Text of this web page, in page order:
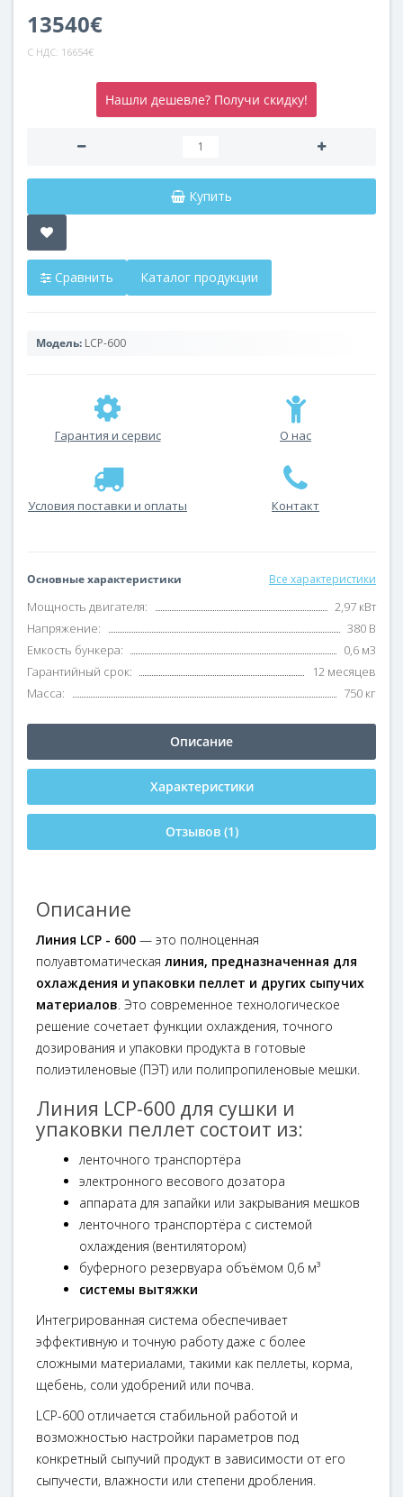
13540€
С НДС: 16654€
Нашли дешевле? Получи скидку!
Купить
Сравнить Каталог продукции
Модель: LCP-600
Гарантия и сервис О нас
Условия поставки и оплаты Контакт
Основные характеристики Все характеристики
Мощность двигателя:
2,97 кВт
Напряжение:
380 В
Емкость бункера:
0,6 м3
Гарантийный срок:
12 месяцев
Масса:
750 кг
Описание
Характеристики
Отзывов (1)
Описание
Линия LCP - 600 — это полноценная
полуавтоматическая линия, предназначенная для
охлаждения и упаковки пеллет и других сыпучих
материалов . Это современное технологическое
решение сочетает функции охлаждения, точного
дозирования и упаковки продукта в готовые
полиэтиленовые (ПЭТ) или полипропиленовые мешки.
Линия LCP-600 для сушки и
упаковки пеллет состоит из:
ленточного транспортёра
электронного весового дозатора
аппарата для запайки или закрывания мешков
ленточного транспортёра с системой
охлаждения (вентилятором)
буферного резервуара объёмом 0,6 м³
системы вытяжки
Интегрированная система обеспечивает
эффективную и точную работу даже с более
сложными материалами, такими как пеллеты, корма,
щебень, соли удобрений или почва.
LCP-600 отличается стабильной работой и
возможностью настройки параметров под
конкретный сыпучий продукт в зависимости от его
сыпучести, влажности или степени дробления.